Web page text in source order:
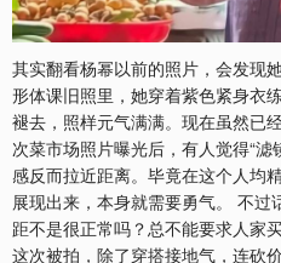
其实翻看杨幂以前的照片，会发现
形体课旧照里，她穿着紫色紧身衣
褪去，照样元气满满。现在虽然已
次菜市场照片曝光后，有人觉得“
感反而拉近距离。毕竟在这个人均
展现出来，本身就需要勇气。 不
距不是很正常吗？总不能要求人家
这次被拍，除了穿搭接地气，连砍